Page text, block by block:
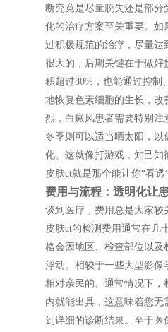
断究竟是尽量脱失还是部分
化的治疗方案至关重要。如
过积极规范的治疗，尽量达
很大的，后期关键在于做好
积超过80%，也能通过控制
地恢复色素细胞的生长，改
烈，白癜风患者需要特别注
冬季则可以适当晒太阳，以
化。这就像打游戏，知己知
皮肤ct就是那个能让你“看透
费用与流程：透明化让
谈到医疗，费用总是大家较
皮肤ct的检测费用通常在几
格会因地区、检查部位以及
浮动。相较于一些大型影像
相对亲民的。通常情况下，
内就能出具，这意味着您无
到详细的诊断结果。至于医